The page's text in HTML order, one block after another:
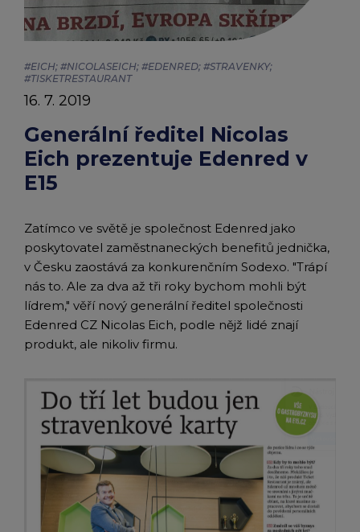
Články
Edenred
Peněženka Edenred Benefits
Peněženka Edenred Health
Edenred Card FKSP
TANKARTA Benefit od Edenred
Informace k migraci na Edenred Card
Edenred Benefits poukázky
Edenred Benefity Premium
All-in-One cafeterie FKSP
Stravenkový portál
Qerko
Ostatní produkty
Edenred Compliments
Edenred Čistý
Edenred Service
Kontakty
#EICH; #NICOLASEICH; #EDENRED; #STRAVENKY;
#TISKETRESTAURANT
Generální ředitel Nicolas
Eich prezentuje Edenred v
E15
16. 7. 2019
Zatímco ve světě je společnost Edenred jako
poskytovatel zaměstnaneckých benefitů jednička,
v Česku zaostává za konkurenčním Sodexo. "Trápí
nás to. Ale za dva až tři roky bychom mohli být
lídrem," věří nový generální ředitel společnosti
Edenred CZ Nicolas Eich, podle nějž lidé znají
produkt, ale nikoliv firmu.